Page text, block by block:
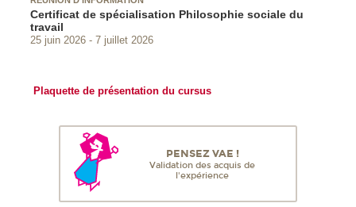
Certificat de spécialisation Philosophie sociale du
travail
25 juin 2026 7 juillet 2026
Plaquette de présentation du cursus
PENSEZ VAE !
Validation des acquis de
l'expérience